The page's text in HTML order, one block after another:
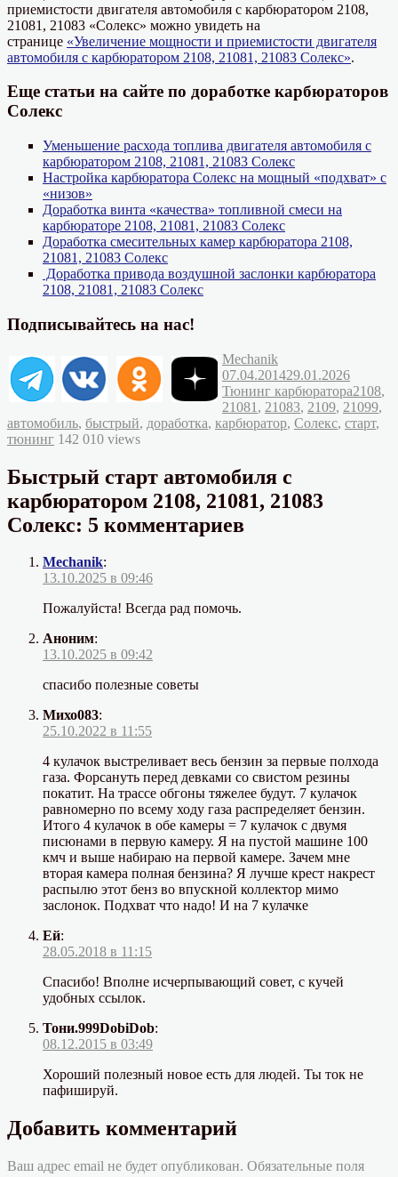
приемистости двигателя автомобиля с карбюратором 2108,
21081, 21083 «Солекс» можно увидеть на
странице «Увеличение мощности и приемистости двигателя
автомобиля с карбюратором 2108, 21081, 21083 Солекс».
Еще статьи на сайте по доработке карбюраторов
Солекс
Уменьшение расхода топлива двигателя автомобиля с
карбюратором 2108, 21081, 21083 Солекс
Настройка карбюратора Солекс на мощный «подхват» с
«низов»
Доработка винта «качества» топливной смеси на
карбюраторе 2108, 21081, 21083 Солекс
Доработка смесительных камер карбюратора 2108,
21081, 21083 Солекс
Доработка привода воздушной заслонки карбюратора
2108, 21081, 21083 Солекс
Подписывайтесь на нас!
Автор
MechanikОпубликовано
07.04.201429.01.2026
Тюнинг карбюратораМетки
2108,
21081 , 21083, 2109, 21099,
автомобиль, быстрый, доработка, карбюратор, Солекс, старт,
тюнинг 142 010 views
Быстрый старт автомобиля с
карбюратором 2108, 21081, 21083
Солекс: 5 комментариев
Mechanik:
13.10.2025 в 09:46
Пожалуйста! Всегда рад помочь.
Аноним:
13.10.2025 в 09:42
спасибо полезные советы
Михо083:
25.10.2022 в 11:55
4 кулачок выстреливает весь бензин за первые полхода
газа. Форсануть перед девками со свистом резины
покатит. На трассе обгоны тяжелее будут. 7 кулачок
равномерно по всему ходу газа распределяет бензин.
Итого 4 кулачок в обе камеры = 7 кулачок с двумя
писюнами в первую камеру. Я на пустой машине 100
кмч и выше набираю на первой камере. Зачем мне
вторая камера полная бензина? Я лучше крест накрест
распылю этот бенз во впускной коллектор мимо
заслонок. Подхват что надо! И на 7 кулачке
Ей:
28.05.2018 в 11:15
Спасибо! Вполне исчерпывающий совет, с кучей
удобных ссылок.
Тони.999DobiDob:
08.12.2015 в 03:49
Хороший полезный новое есть для людей. Ты ток не
пафишируй.
Добавить комментарий
Ваш адрес email не будет опубликован. Обязательные поля